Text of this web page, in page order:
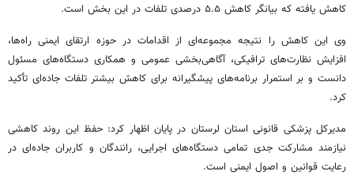
کاهش یافته که بیانگر کاهش ۵.۵ درصدی تلفات در این بخش است.
وی این کاهش را نتیجه مجموعه‌ای از اقدامات در حوزه ارتقای ایمنی راه‌ها،
افزایش نظارت‌های ترافیکی، آگاهی‌بخشی عمومی و همکاری دستگاه‌های مسئول
دانست و بر استمرار برنامه‌های پیشگیرانه برای کاهش بیشتر تلفات جاده‌ای تأکید
کرد.
مدیرکل پزشکی قانونی استان لرستان در پایان اظهار کرد: حفظ این روند کاهشی
نیازمند مشارکت جدی تمامی دستگاه‌های اجرایی، رانندگان و کاربران جاده‌ای در
رعایت قوانین و اصول ایمنی است.